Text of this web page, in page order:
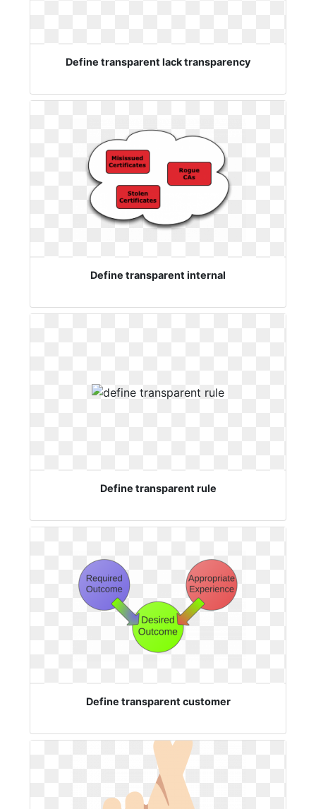
Define transparent lack transparency
Define transparent internal
Define transparent rule
Define transparent customer